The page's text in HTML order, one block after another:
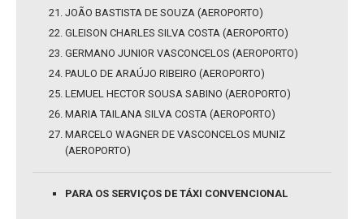
JOÃO BASTISTA DE SOUZA (AEROPORTO)
GLEISON CHARLES SILVA COSTA (AEROPORTO)
GERMANO JUNIOR VASCONCELOS (AEROPORTO)
PAULO DE ARAÚJO RIBEIRO (AEROPORTO)
LEMUEL HECTOR SOUSA SABINO (AEROPORTO)
MARIA TAILANA SILVA COSTA (AEROPORTO)
MARCELO WAGNER DE VASCONCELOS MUNIZ
(AEROPORTO)
PARA OS SERVIÇOS DE TÁXI CONVENCIONAL